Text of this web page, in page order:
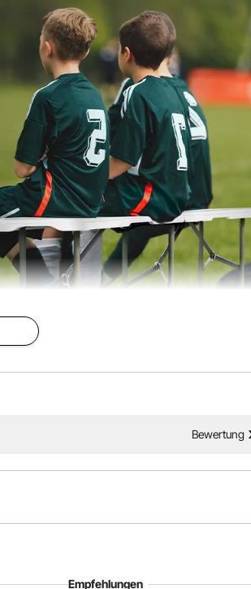
und bietet bequemen Sitzkomfort.
am Rand benötigt werden.Bewertung
Empfehlungen